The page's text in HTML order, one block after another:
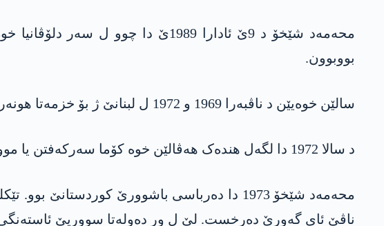
بووبوون.
سالێن خوەیێن د ناڤبەرا 1969 و 1972 ل لبنانێ ژ بۆ خزمەتا ھونەرێ تەرخان کر و ل بێرووتێ دو سال دەرسێن موزیکێ ستاند.
د سالا 1972 دا لگەل ھندەک ھەڤالێن خوە کۆما سەرکەفتن یا مووزیکێ دامەزراند.
محەمەد شێخۆ 1973 دا دەرباسی باشوورێ
ناڤێ ئای گەورێ دەرخست. لێ ل ور دەولەتا سووریێ